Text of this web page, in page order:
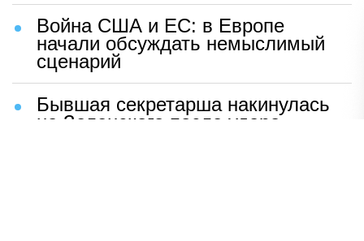
Война США и ЕС: в Европе
начали обсуждать немыслимый
сценарий
Бывшая секретарша накинулась
на Зеленского после удара